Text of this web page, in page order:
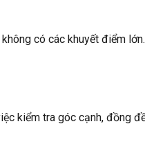
có các khuyết điểm
kiểm tra góc cạnh, đồng